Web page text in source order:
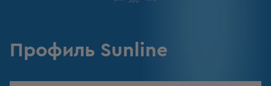
Профиль Sunline